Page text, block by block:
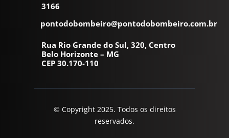
3166
pontodobombeiro@pontodobombeiro.com.br
Rua Rio Grande do Sul, 320, Centro
Belo Horizonte – MG
CEP 30.170-110
© Copyright 2025. Todos os direitos
reservados.